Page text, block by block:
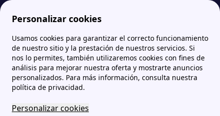
Personalizar cookies
Usamos cookies para garantizar el correcto funcionamiento
de nuestro sitio y la prestación de nuestros servicios. Si
nos lo permites, también utilizaremos cookies con fines de
análisis para mejorar nuestra oferta y mostrarte anuncios
personalizados. Para más información, consulta nuestra
política de privacidad.
Personalizar cookies
Papernest.es Averías de luz: ¿Qué teléfono contactar en caso de incidencia eléctrica?
Averías de luz: ¿Qué
teléfono contactar en caso
de incidencia eléctrica?